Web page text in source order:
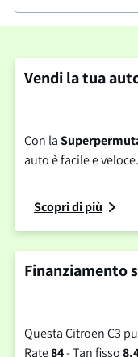
Vendi la tua
Con la
auto è facile e veloce.
Scopri di più
Finanziamento
Questa Citroen C3
Rate84- Tan fisso